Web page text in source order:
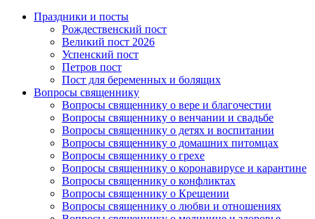
Праздники и посты
Рождественский пост
Великий пост 2026
Успенский пост
Петров пост
Пост для беременных и болящих
Вопросы священнику
Вопросы священнику о вере и благочестии
Вопросы священнику о венчании и свадьбе
Вопросы священнику о детях и воспитании
Вопросы священнику о домашних питомцах
Вопросы священнику о грехе
Вопросы священнику о коронавирусе и карантине
Вопросы священнику о конфликтах
Вопросы священнику о Крещении
Вопросы священнику о любви и отношениях